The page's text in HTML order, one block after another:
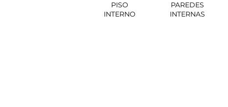
PISO
INTERNO
PAREDES
INTERNAS